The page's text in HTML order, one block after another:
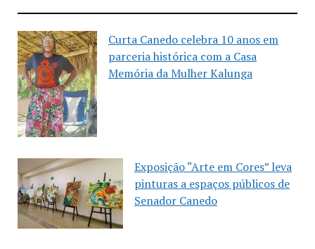
Curta Canedo celebra 10 anos em
parceria histórica com a Casa
Memória da Mulher Kalunga
Exposição “Arte em Cores” leva
pinturas a espaços públicos de
Senador Canedo